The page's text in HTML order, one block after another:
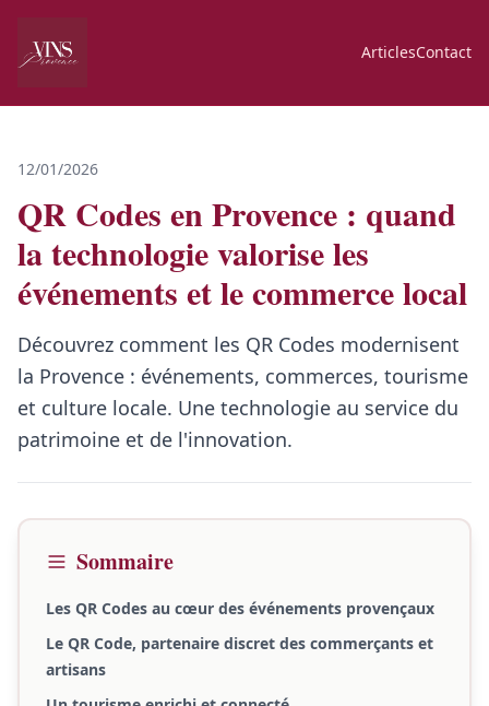
ArticlesContact
12/01/2026
QR Codes en Provence : quand
la technologie valorise les
événements et le commerce local
Découvrez comment les QR Codes modernisent
la Provence : événements, commerces, tourisme
et culture locale. Une technologie au service du
patrimoine et de l'innovation.
Sommaire
Les QR Codes au cœur des événements provençaux
Le QR Code, partenaire discret des commerçants et
artisans